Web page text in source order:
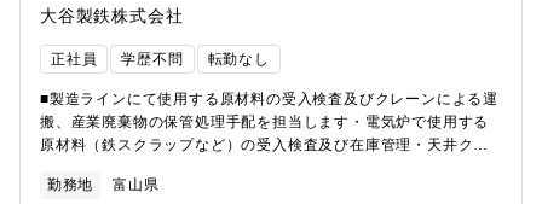
大谷製鉄株式会社
正社員 学歴不問 転勤なし
■製造ラインにて使用する原材料の受入検査及びクレーンによる運
搬、産業廃棄物の保管処理手配を担当します・電気炉で使用する
原材料（鉄スクラップなど）の受入検査及び在庫管理・天井クレ
転免許所有者）・天井クレーンの点検及びメンテナンス（同上）
勤務地 富山県